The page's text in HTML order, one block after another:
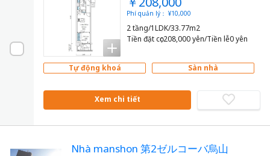
Phí quản lý： ¥10,000
2 tầng/1LDK/33.77m2
Tiền đặt cọc208,000 yên/Tiền lễ0 yên
Tự động khoá Sàn nhà
Xem chi tiết
Nhà manshon 第2ゼルコーバ烏山